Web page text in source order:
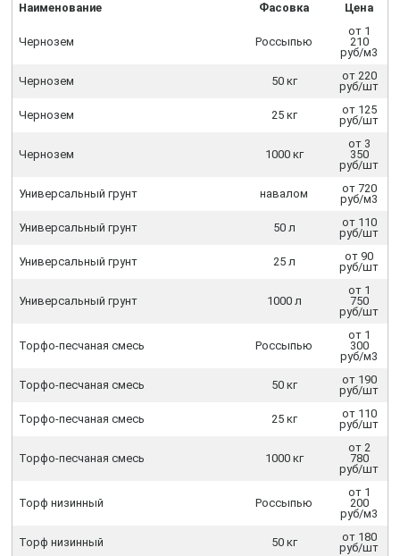
Наименование Фасовка Цена
Чернозем Россыпью
от 1
210
руб/м3
Чернозем 50 кг
от 220
руб/шт
Чернозем 25 кг
от 125
руб/шт
Чернозем 1000 кг
от 3
350
руб/шт
Универсальный грунт навалом
от 720
руб/м3
Универсальный грунт 50 л
от 110
руб/шт
Универсальный грунт 25 л
от 90
руб/шт
Универсальный грунт 1000 л
от 1
750
руб/шт
Торфо-песчаная смесь Россыпью
от 1
300
руб/м3
Торфо-песчаная смесь 50 кг
от 190
руб/шт
Торфо-песчаная смесь 25 кг
от 110
руб/шт
Торфо-песчаная смесь 1000 кг
от 2
780
руб/шт
Торф низинный Россыпью
от 1
200
руб/м3
Торф низинный 50 кг
от 180
руб/шт